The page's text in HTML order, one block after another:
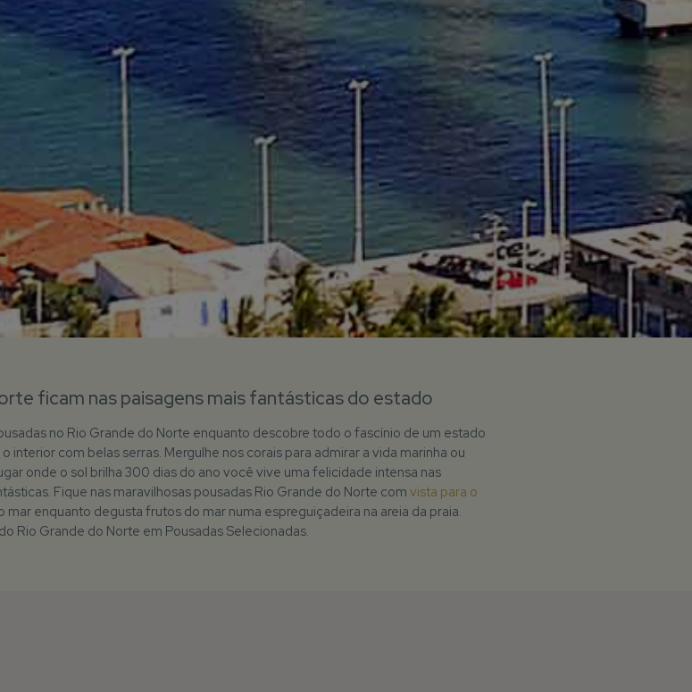
ficam nas paisagens mais fantásticas do estado
no Rio Grande do Norte enquanto descobre todo o fascínio de um estado
com belas serras. Mergulhe nos corais para admirar a vida marinha ou
onde o sol brilha 300 dias do ano você vive uma felicidade intensa nas
Fique nas maravilhosas pousadas Rio Grande do Norte com vista para o
mar enquanto degusta frutos do mar numa espreguiçadeira na areia da praia.
Rio Grande do Norte em Pousadas Selecionadas.